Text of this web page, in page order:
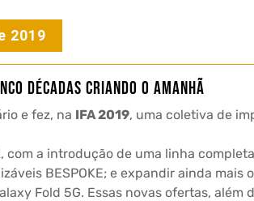
2019
décadas criando o amanhã
e fez, na IFA 2019, uma coletiva de
, com a introdução de uma linha completa
BESPOKE; e expandir ainda mais
Fold 5G. Essas novas ofertas, além